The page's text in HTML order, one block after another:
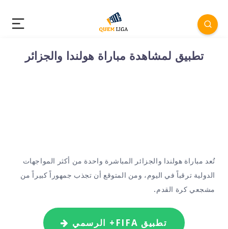
تطبيق لمشاهدة مباراة هولندا والجزائر
تُعد مباراة هولندا والجزائر المباشرة واحدة من أكثر المواجهات
الدولية ترقباً في اليوم، ومن المتوقع أن تجذب جمهوراً كبيراً من
مشجعي كرة القدم.
تطبيق FIFA+ الرسمي